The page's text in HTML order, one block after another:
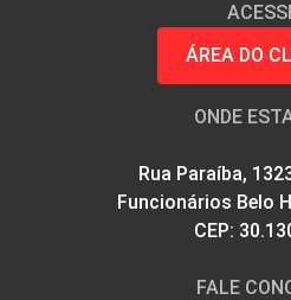
ÁREA DO
ONDE
Rua Paraíba,
Funcionários Belo
CEP:
FALE